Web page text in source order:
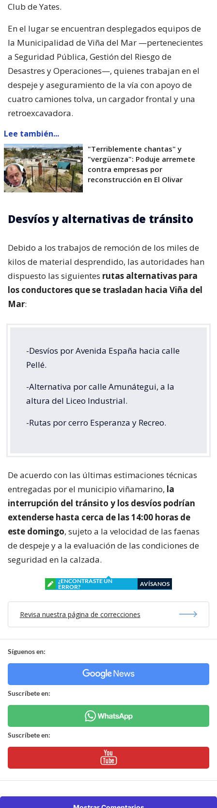
Club de Yates.
En el lugar se encuentran desplegados equipos de
la Municipalidad de Viña del Mar —pertenecientes
a Seguridad Pública, Gestión del Riesgo de
Desastres y Operaciones—, quienes trabajan en el
despeje y aseguramiento de la vía con apoyo de
cuatro camiones tolva, un cargador frontal y una
retroexcavadora.
Lee también...
"Terriblemente chantas" y
"vergüenza": Poduje arremete
contra empresas por
reconstrucción en El Olivar
Desvíos y alternativas de tránsito
Debido a los trabajos de remoción de los miles de
kilos de material desprendido, las autoridades han
dispuesto las siguientes rutas alternativas para
los conductores que se trasladan hacia Viña del
Mar:
-Desvíos por Avenida España hacia calle
Pellé.
-Alternativa por calle Amunátegui, a la
altura del Liceo Industrial.
-Rutas por cerro Esperanza y Recreo.
De acuerdo con las últimas estimaciones técnicas
entregadas por el municipio viñamarino, la
interrupción del tránsito y los desvíos podrían
extenderse hasta cerca de las 14:00 horas de
este domingo, sujeto a la velocidad de las faenas
de despeje y a la evaluación de las condiciones de
seguridad en la calzada.
¿ENCONTRASTE UN
ERROR?
AVÍSANOS
Revisa nuestra página de correcciones
Síguenos en:
Suscríbete en:
Suscríbete en: